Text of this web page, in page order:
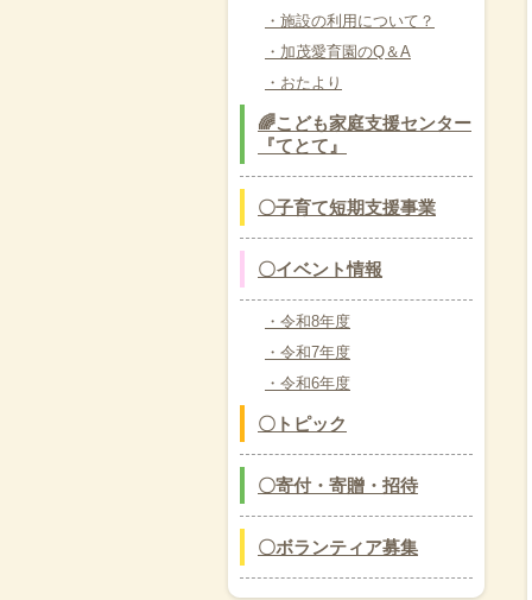
・施設の利用について？
・加茂愛育園のQ＆A
・おたより
🌈こども家庭支援センター
『てとて』
〇子育て短期支援事業
〇イベント情報
・令和8年度
・令和7年度
・令和6年度
〇トピック
〇寄付・寄贈・招待
〇ボランティア募集